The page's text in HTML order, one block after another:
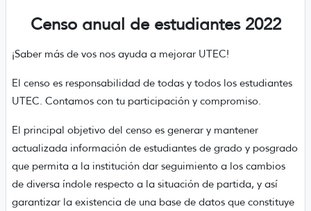
Censo anual de estudiantes 2022
¡Saber más de vos nos ayuda a mejorar UTEC!
El censo es responsabilidad de todas y todos los estudiantes
UTEC. Contamos con tu participación y compromiso.
El principal objetivo del censo es generar y mantener
actualizada información de estudiantes de grado y posgrado
que permita a la institución dar seguimiento a los cambios
de diversa índole respecto a la situación de partida, y así
garantizar la existencia de una base de datos que constituye